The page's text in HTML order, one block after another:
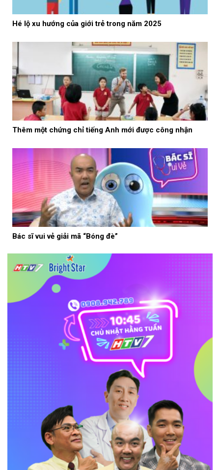
Hé lộ xu hướng của giới trẻ trong năm 2025
Thêm một chứng chỉ tiếng Anh mới được công nhận
Bác sĩ vui vẻ giải mã “Bóng đè”